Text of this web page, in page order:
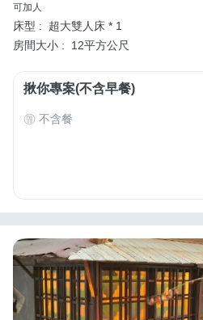
可加人
床型 :
超大雙人床 * 1
房間大小 :
12平方公尺
揪你專案(不含早餐)
不含餐